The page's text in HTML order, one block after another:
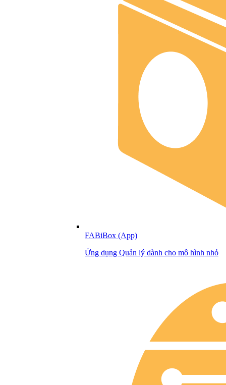
FABiBox (App)
Ứng dụng Quản lý dành cho mô hình nhỏ